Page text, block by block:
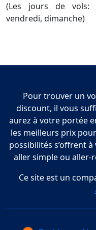
(Les jours de vols:
vendredi, dimanche)
Pour trouver un
discount, il vous
aurez à votre portée
les meilleurs prix
possibilités s’offrent
aller simple ou aller-
Ce site est un